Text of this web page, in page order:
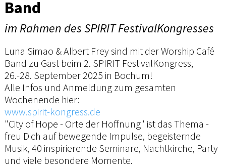
Band
im Rahmen des SPIRIT FestivalKongresses
Luna Simao & Albert Frey sind mit der Worship Café
Band zu Gast beim 2. SPIRIT FestivalKongress,
26.-28. September 2025 in Bochum!
Alle Infos und Anmeldung zum gesamten
Wochenende hier:
www.spirit-kongress.de
"City of Hope - Orte der Hoffnung" ist das Thema -
freu Dich auf bewegende Impulse, begeisternde
Musik, 40 inspirierende Seminare, Nachtkirche, Party
und viele besondere Momente.